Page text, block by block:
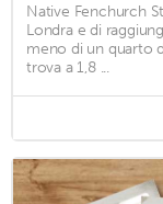
Native Fenchurch
Londra e di
meno di un quarto
trova a 1,8 ...